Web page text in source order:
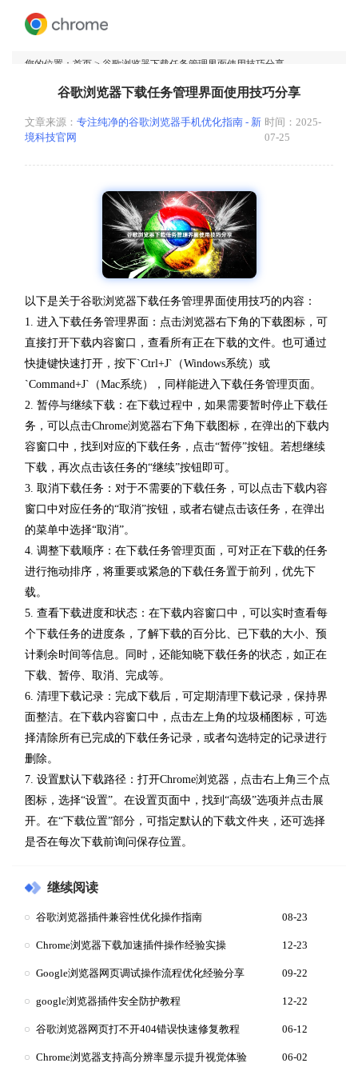
您的位置： 首页 > 谷歌浏览器下载任务管理界面使用技巧分享
谷歌浏览器下载任务管理界面使用技巧分享
文章来源： 专注纯净的谷歌浏览器手机优化指南 - 新
境科技官网
时间：2025-
07-25
以下是关于谷歌浏览器下载任务管理界面使用技巧的内容：
1. 进入下载任务管理界面：点击浏览器右下角的下载图标，可
直接打开下载内容窗口，查看所有正在下载的文件。也可通过
快捷键快速打开，按下`Ctrl+J`（Windows系统）或
`Command+J`（Mac系统），同样能进入下载任务管理页面。
2. 暂停与继续下载：在下载过程中，如果需要暂时停止下载任
务，可以点击Chrome浏览器右下角下载图标，在弹出的下载内
容窗口中，找到对应的下载任务，点击“暂停”按钮。若想继续
下载，再次点击该任务的“继续”按钮即可。
3. 取消下载任务：对于不需要的下载任务，可以点击下载内容
窗口中对应任务的“取消”按钮，或者右键点击该任务，在弹出
的菜单中选择“取消”。
4. 调整下载顺序：在下载任务管理页面，可对正在下载的任务
进行拖动排序，将重要或紧急的下载任务置于前列，优先下
载。
5. 查看下载进度和状态：在下载内容窗口中，可以实时查看每
个下载任务的进度条，了解下载的百分比、已下载的大小、预
计剩余时间等信息。同时，还能知晓下载任务的状态，如正在
下载、暂停、取消、完成等。
6. 清理下载记录：完成下载后，可定期清理下载记录，保持界
面整洁。在下载内容窗口中，点击左上角的垃圾桶图标，可选
择清除所有已完成的下载任务记录，或者勾选特定的记录进行
删除。
7. 设置默认下载路径：打开Chrome浏览器，点击右上角三个点
图标，选择“设置”。在设置页面中，找到“高级”选项并点击展
开。在“下载位置”部分，可指定默认的下载文件夹，还可选择
是否在每次下载前询问保存位置。
继续阅读
谷歌浏览器插件兼容性优化操作指南 08-23
Chrome浏览器下载加速插件操作经验实操 12-23
Google浏览器网页调试操作流程优化经验分享 09-22
google浏览器插件安全防护教程 12-22
谷歌浏览器网页打不开404错误快速修复教程 06-12
Chrome浏览器支持高分辨率显示提升视觉体验 06-02